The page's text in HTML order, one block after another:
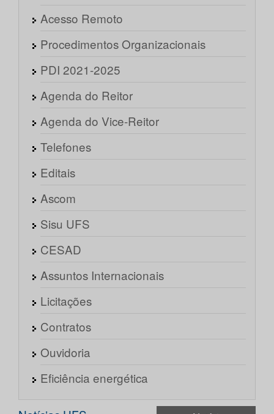
Acesso Remoto
Procedimentos Organizacionais
PDI 2021-2025
Agenda do Reitor
Agenda do Vice-Reitor
Telefones
Editais
Ascom
Sisu UFS
CESAD
Assuntos Internacionais
Licitações
Contratos
Ouvidoria
Eficiência energética